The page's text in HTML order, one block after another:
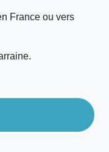
France ou vers